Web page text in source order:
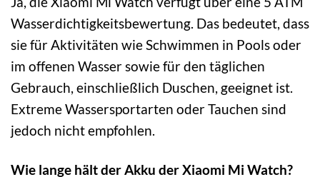
Wasserdichtigkeitsbewertung. Das bedeutet, dass
sie für Aktivitäten wie Schwimmen in Pools oder
im offenen Wasser sowie für den täglichen
Gebrauch, einschließlich Duschen, geeignet ist.
Extreme Wassersportarten oder Tauchen sind
jedoch nicht empfohlen.
Wie lange hält der Akku der Xiaomi Mi Watch?